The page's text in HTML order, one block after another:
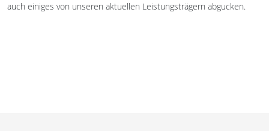
auch einiges von unseren aktuellen Leistungsträgern abgucken.